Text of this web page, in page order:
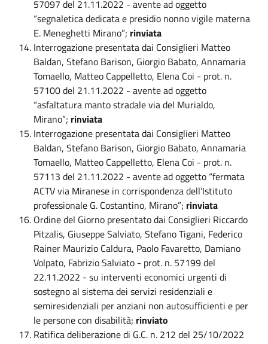
57097 del 21.11.2022 - avente ad oggetto
“segnaletica dedicata e presidio nonno vigile materna
E. Meneghetti Mirano”; rinviata
Interrogazione presentata dai Consiglieri Matteo
Baldan, Stefano Barison, Giorgio Babato, Annamaria
Tomaello, Matteo Cappelletto, Elena Coi - prot. n.
57100 del 21.11.2022 - avente ad oggetto
“asfaltatura manto stradale via del Murialdo,
Mirano”; rinviata
Interrogazione presentata dai Consiglieri Matteo
Baldan, Stefano Barison, Giorgio Babato, Annamaria
Tomaello, Matteo Cappelletto, Elena Coi - prot. n.
57113 del 21.11.2022 - avente ad oggetto “fermata
ACTV via Miranese in corrispondenza dell’Istituto
professionale G. Costantino, Mirano”; rinviata
Ordine del Giorno presentato dai Consiglieri Riccardo
Pitzalis, Giuseppe Salviato, Stefano Tigani, Federico
Rainer Maurizio Caldura, Paolo Favaretto, Damiano
Volpato, Fabrizio Salviato - prot. n. 57199 del
22.11.2022 - su interventi economici urgenti di
sostegno al sistema dei servizi residenziali e
semiresidenziali per anziani non autosufficienti e per
le persone con disabilità; rinviato
Ratifica deliberazione di G.C. n. 212 del 25/10/2022